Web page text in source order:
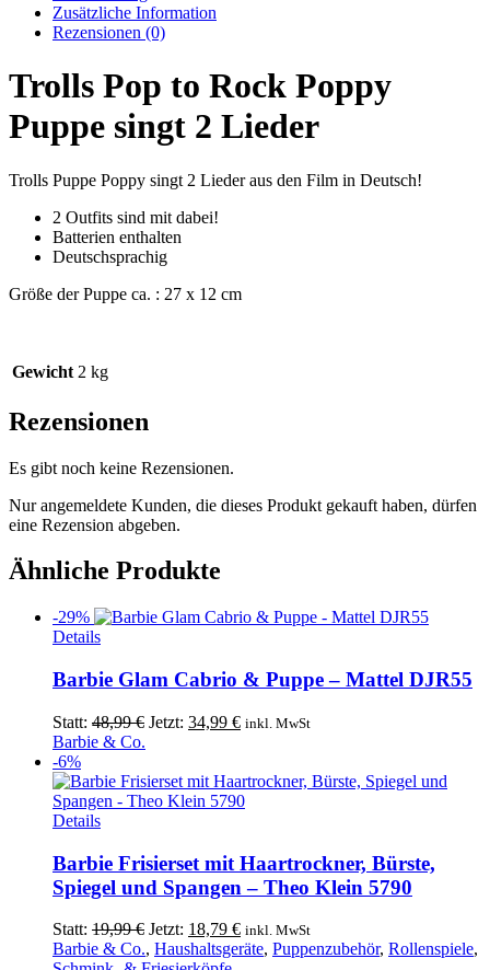
Zusätzliche Information
Rezensionen (0)
Trolls Pop to Rock Poppy
Puppe singt 2 Lieder
Trolls Puppe Poppy singt 2 Lieder aus den Film in Deutsch!
2 Outfits sind mit dabei!
Batterien enthalten
Deutschsprachig
Größe der Puppe ca. : 27 x 12 cm
Gewicht 2 kg
Rezensionen
Es gibt noch keine Rezensionen.
Nur angemeldete Kunden, die dieses Produkt gekauft haben, dürfen
eine Rezension abgeben.
Ähnliche Produkte
-29%
Details
Barbie Glam Cabrio & Puppe – Mattel DJR55
Statt: 48,99€ Ursprünglicher
48,99 €
Jetzt: 34,99 €Aktueller
34,99 €.
inkl. MwSt
Barbie & Co.
-6%
Details
Barbie Frisierset mit Haartrockner, Bürste,
Spiegel und Spangen – Theo Klein 5790
Statt: 19,99€ Ursprünglicher
Preis
Jetzt: 18,79 €Aktueller
Preis
inkl. MwSt
Barbie & Co., Haushaltsgeräte, Puppenzubehör, Rollenspiele,